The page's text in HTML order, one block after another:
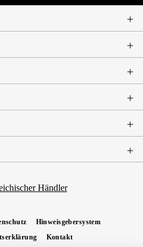
Hinweisgebersystem
Kontakt